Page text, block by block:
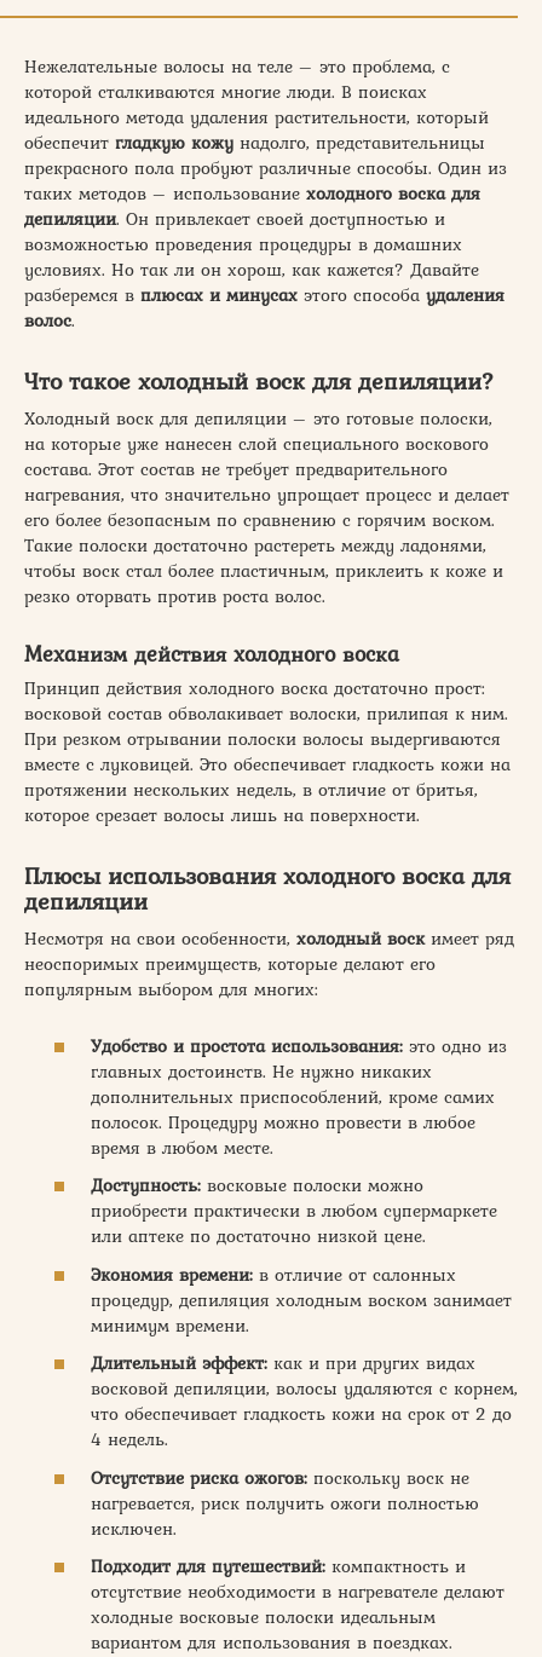
Нежелательные волосы на теле – это проблема, с
которой сталкиваются многие люди. В поисках
идеального метода удаления растительности, который
обеспечит гладкую кожу надолго, представительницы
прекрасного пола пробуют различные способы. Один из
таких методов – использование холодного воска для
депиляции. Он привлекает своей доступностью и
возможностью проведения процедуры в домашних
условиях. Но так ли он хорош, как кажется? Давайте
разберемся в плюсах и минусах этого способа удаления
волос.
Что такое холодный воск для депиляции?
Холодный воск для депиляции – это готовые полоски,
на которые уже нанесен слой специального воскового
состава. Этот состав не требует предварительного
нагревания, что значительно упрощает процесс и делает
его более безопасным по сравнению с горячим воском.
Такие полоски достаточно растереть между ладонями,
чтобы воск стал более пластичным, приклеить к коже и
резко оторвать против роста волос.
Механизм действия холодного воска
Принцип действия холодного воска достаточно прост:
восковой состав обволакивает волоски, прилипая к ним.
При резком отрывании полоски волосы выдергиваются
вместе с луковицей. Это обеспечивает гладкость кожи на
протяжении нескольких недель, в отличие от бритья,
которое срезает волосы лишь на поверхности.
Плюсы использования холодного воска для
депиляции
Несмотря на свои особенности, холодный воскимеет ряд
неоспоримых преимуществ, которые делают его
популярным выбором для многих:
Удобство и простота использования: это одно из
главных достоинств. Не нужно никаких
дополнительных приспособлений, кроме самих
полосок. Процедуру можно провести в любое
время в любом месте.
Доступность: восковые полоски можно
приобрести практически в любом супермаркете
или аптеке по достаточно низкой цене.
Экономия времени: в отличие от салонных
процедур, депиляция холодным воском занимает
минимум времени.
Длительный эффект: как и при других видах
восковой депиляции, волосы удаляются с корнем,
что обеспечивает гладкость кожи на срок от 2 до
4 недель.
Отсутствие риска ожогов: поскольку воск не
нагревается, риск получить ожоги полностью
исключен.
Подходит для путешествий: компактность и
отсутствие необходимости в нагревателе делают
холодные восковые полоски идеальным
вариантом для использования в поездках.